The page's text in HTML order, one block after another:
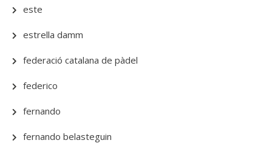
este
estrella damm
federació catalana de pàdel
federico
fernando
fernando belasteguin